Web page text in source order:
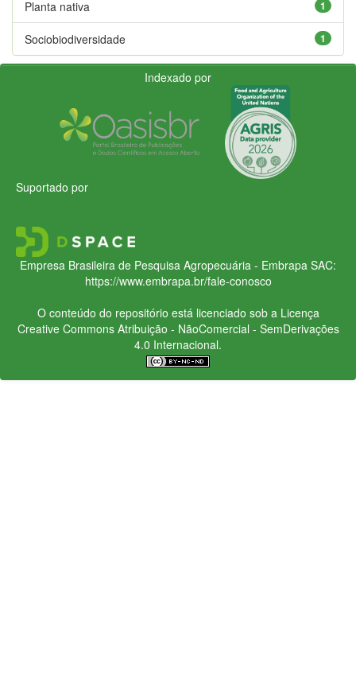
1
Planta nativa
1
Sociobiodiversidade
Indexado por
Suportado por
Empresa Brasileira de Pesquisa Agropecuária - Embrapa SAC:
https://www.embrapa.br/fale-conosco
O conteúdo do repositório está licenciado sob a Licença
Creative CommonsAtribuição - NãoComercial - SemDerivações
4.0 Internacional.